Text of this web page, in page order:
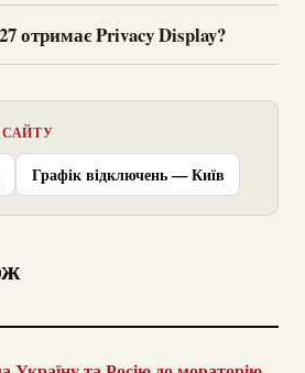
отримає Privacy Display?
САЙТУ
Графік відключень — Київ